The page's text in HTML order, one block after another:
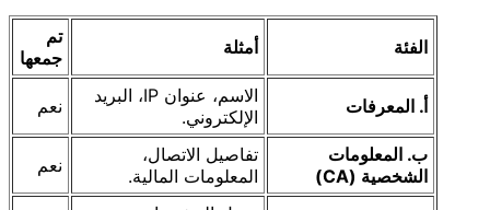
الفئة أمثلة
تم
جمعها
أ. المعرفات
الاسم، عنوان IP، البريد
الإلكتروني.
نعم
ب. المعلومات
الشخصية (CA)
تفاصيل الاتصال،
المعلومات المالية.
نعم